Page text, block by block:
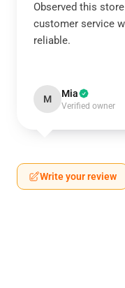
Observed this
customer service
reliable.
M Mia
Verified owner
Write your review